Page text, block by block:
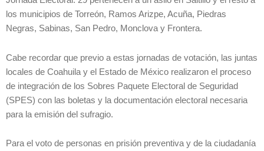
los municipios de Torreón, Ramos Arizpe, Acuña, Piedras
Negras, Sabinas, San Pedro, Monclova y Frontera.
Cabe recordar que previo a estas jornadas de votación, las juntas
locales de Coahuila y el Estado de México realizaron el proceso
de integración de los Sobres Paquete Electoral de Seguridad
(SPES) con las boletas y la documentación electoral necesaria
para la emisión del sufragio.
Para el voto de personas en prisión preventiva y de la ciudadanía